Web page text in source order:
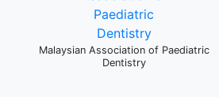
Malaysian Association of Paediatric
Dentistry